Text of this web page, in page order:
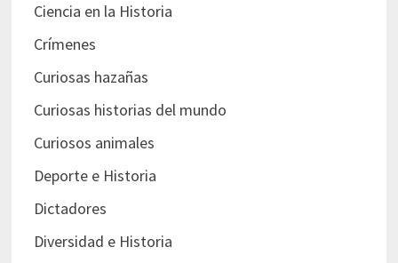
Ciencia en la Historia
Crímenes
Curiosas hazañas
Curiosas historias del mundo
Curiosos animales
Deporte e Historia
Dictadores
Diversidad e Historia